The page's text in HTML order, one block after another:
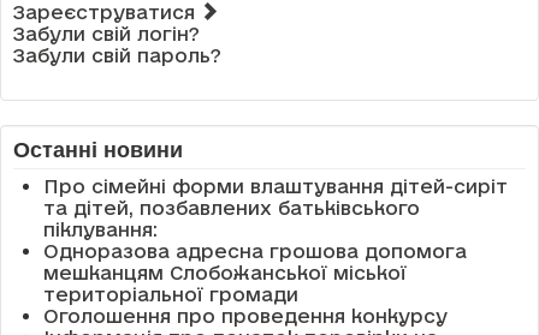
Зареєструватися
Забули свій логін?
Забули свій пароль?
Останні новини
Про сімейні форми влаштування дітей-сиріт
та дітей, позбавлених батьківського
піклування:
Одноразова адресна грошова допомога
мешканцям Слобожанської міської
територіальної громади
Оголошення про проведення конкурсу